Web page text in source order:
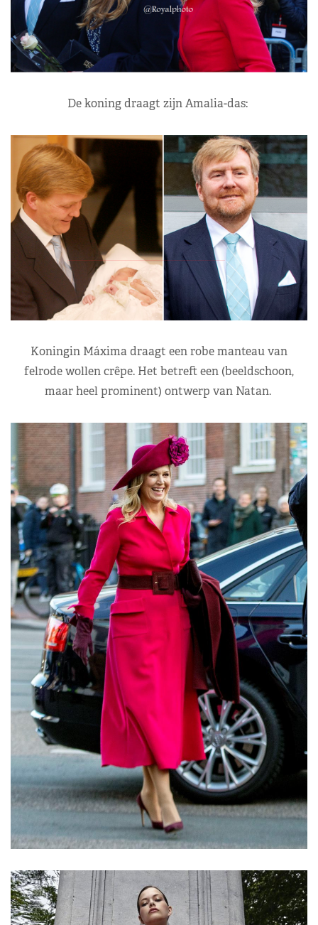
De koning draagt zijn Amalia-das:
Koningin Máxima draagt een robe manteau van
felrode wollen crêpe. Het betreft een (beeldschoon,
maar heel prominent) ontwerp van Natan.